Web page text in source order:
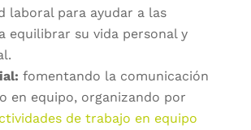
laboral para ayudar a las
equilibrar su vida personal y
fomentando la comunicación
en equipo, organizando por
de trabajo en equipo